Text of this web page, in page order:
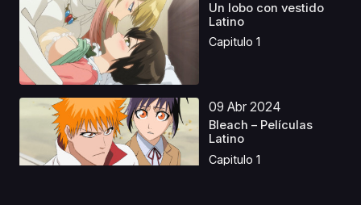
Un lobo con vestido
Latino
Capitulo 1
09 Abr 2024
Bleach – Películas
Latino
Capitulo 1